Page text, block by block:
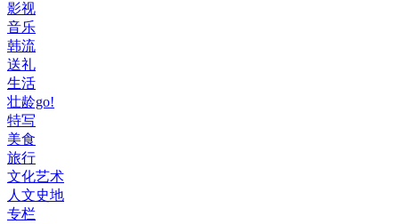
影视
音乐
韩流
送礼
生活
壮龄go!
特写
美食
旅行
文化艺术
人文史地
专栏